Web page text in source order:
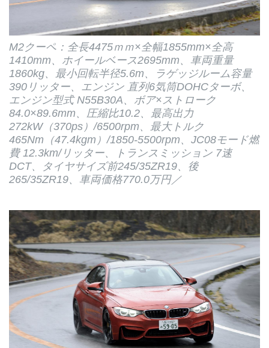
M2クーペ：全長4475ｍｍ×全幅1855mm×全高
1410mm、ホイールベース2695mm、車両重量
1860kg、最小回転半径5.6m、ラゲッジルーム容量
390リッター、エンジン 直列6気筒DOHCターボ、
エンジン型式 N55B30A、ボア×ストローク
84.0×89.6mm、圧縮比10.2、最高出力
272kW（370ps）/6500rpm、最大トルク
465Nm（47.4kgm）/1850-5500rpm、JC08モード燃
費 12.3km/リッター、トランスミッション 7速
DCT、タイヤサイズ前245/35ZR19、後
265/35ZR19、車両価格770.0万円／